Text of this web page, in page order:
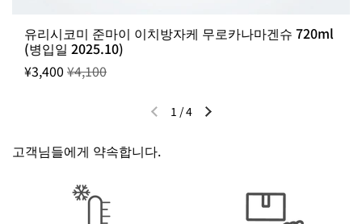
유리시코미 준마이 이치방자케 무로카나마겐슈 720ml
(병입일 2025.10)
¥3,400 ¥4,100
이전 슬라이드다음 슬라이드
1 /4
고객님들에게 약속합니다.